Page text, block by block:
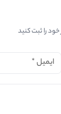
را ثبت کنید
ایمیل*